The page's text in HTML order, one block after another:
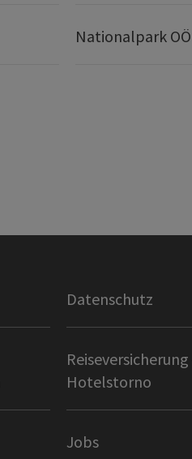
Nationalpark
Datenschutz
Reiseversicherung
Hotelstorno
Jobs